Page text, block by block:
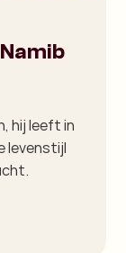
hij leeft in
levenstijl